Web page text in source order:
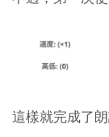
這樣就完成了